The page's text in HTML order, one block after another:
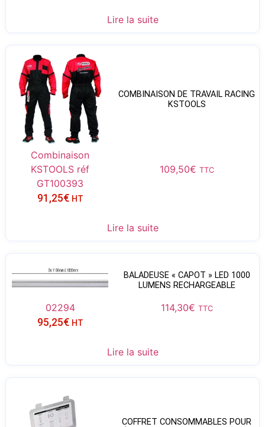
Lire la suite
COMBINAISON DE TRAVAIL RACING
KSTOOLS
Combinaison
KSTOOLS réf
GT100393
109,50€ TTC
91,25€ HT
Lire la suite
BALADEUSE « CAPOT » LED 1000
LUMENS RECHARGEABLE
02294 114,30€ TTC
95,25€ HT
Lire la suite
COFFRET CONSOMMABLES POUR